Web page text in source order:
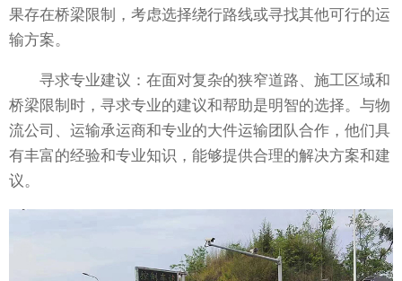
果存在桥梁限制，考虑选择绕行路线或寻找其他可行的运
输方案。
寻求专业建议：在面对复杂的狭窄道路、施工区域和
桥梁限制时，寻求专业的建议和帮助是明智的选择。与物
流公司、运输承运商和专业的大件运输团队合作，他们具
有丰富的经验和专业知识，能够提供合理的解决方案和建
议。